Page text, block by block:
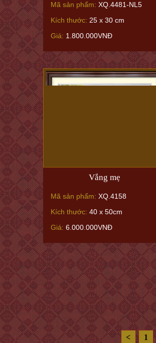
Mã sản phẩm: XQ.4481-NL5
Kích thước: 25 x 30 cm
Giá: 1.800.000VNĐ
Vắng mẹ
Mã sản phẩm: XQ.4158
Kích thước: 40 x 50cm
Giá: 6.000.000VNĐ
< 1